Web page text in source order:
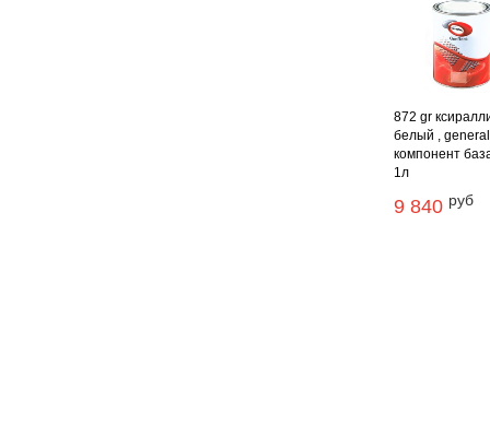
872 gr
белый , general
компонент
1л
9 840 руб